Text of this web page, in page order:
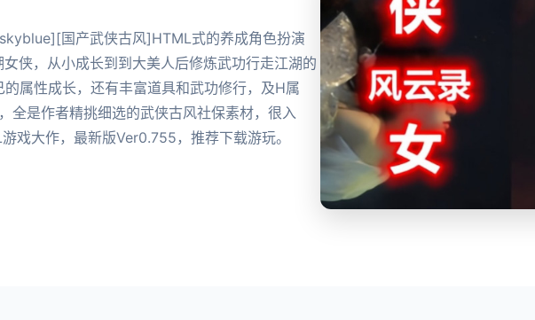
国产武侠古风]HTML式的养成角色扮演
侠，从小成长到到大美人后修炼武功行走江湖的
属性成长，还有丰富道具和武功修行，及H属
全是作者精挑细选的武侠古风社保素材，很入
戏大作，最新版Ver0.755，推荐下载游玩。